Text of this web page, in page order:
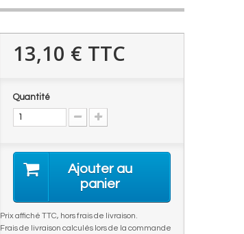
13,10 € TTC
Quantité
Ajouter au
panier
Prix affiché TTC, hors frais de livraison.
Frais de livraison calculés lors de la commande